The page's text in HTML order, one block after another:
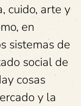
cuido, arte y
en
sistemas de
social de
cosas
y la